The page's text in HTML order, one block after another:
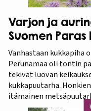
Varjon ja
Suomen Paras
Vanhastaan kukkapiha
Perunamaa oli tontin
tekivät luovan
kukkapuutarha.
itämainen